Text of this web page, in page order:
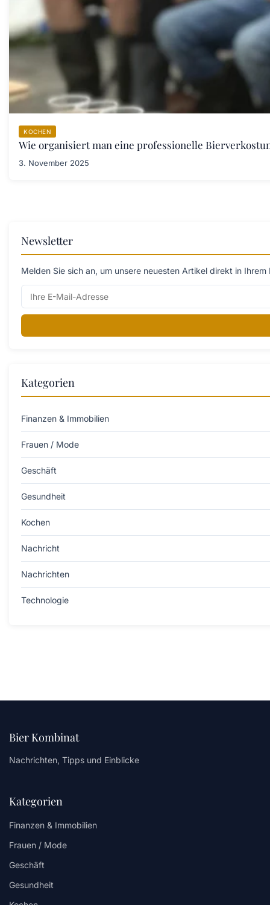
KOCHEN
Wie organisiert man eine professionelle
3. November 2025
Newsletter
Melden Sie sich an, um unsere neuesten Artikel direkt in
Kategorien
Finanzen & Immobilien
Frauen / Mode
Geschäft
Gesundheit
Kochen
Nachricht
Nachrichten
Technologie
Bier Kombinat
Nachrichten, Tipps und Einblicke
Kategorien
Finanzen & Immobilien
Frauen / Mode
Geschäft
Gesundheit